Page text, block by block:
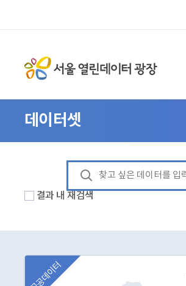
데이터셋
결과 내 재검색
공공데이터